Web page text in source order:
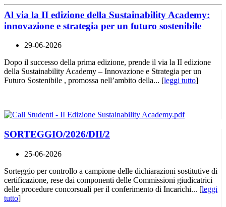
Al via la II edizione della Sustainability Academy:
innovazione e strategia per un futuro sostenibile
29-06-2026
Dopo il successo della prima edizione, prende il via la II edizione
della Sustainability Academy – Innovazione e Strategia per un
Futuro Sostenibile , promossa nell’ambito della... [leggi tutto]
SORTEGGIO/2026/DII/2
25-06-2026
Sorteggio per controllo a campione delle dichiarazioni sostitutive di
certificazione, rese dai componenti delle Commissioni giudicatrici
delle procedure concorsuali per il conferimento di Incarichi... [leggi
tutto]